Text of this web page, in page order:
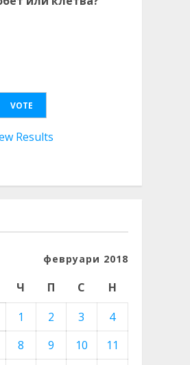
Results
февруари 2018
Ч П С
Н
1
2 3
4
8 9 10
11